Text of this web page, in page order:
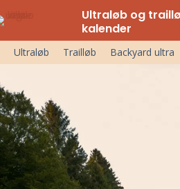
Ultraløb og
kalender
Ultraløb Trailløb Backyard ultra